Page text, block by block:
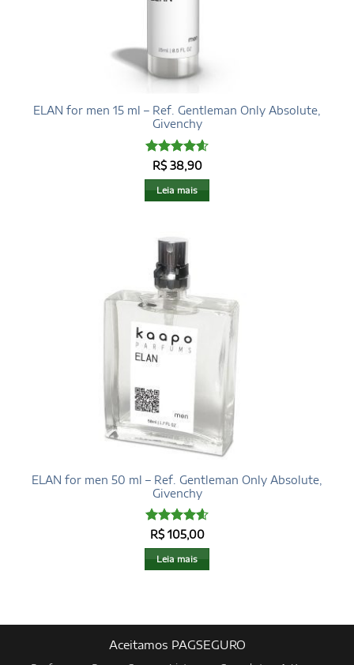
ELAN for men 15 ml – Ref. Gentleman Only Absolute,
Givenchy
Avaliação
4.6de 5
R$38,90
Leia mais
ELAN for men 50 ml – Ref. Gentleman Only Absolute,
Givenchy
Avaliação
4.6de 5
R$105,00
Leia mais
Aceitamos PAGSEGURO